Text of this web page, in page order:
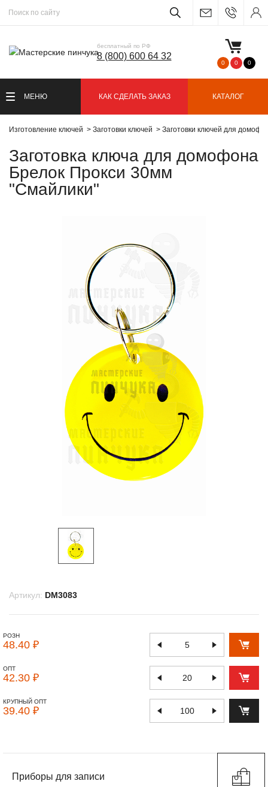
бесплатный по РФ
8 (800) 600 64 32
0 0 0
МЕНЮ КАК СДЕЛАТЬ ЗАКАЗ КАТАЛОГ
Изготовление ключей Заготовки ключей Заготовки ключей для
Заготовка ключа для домофона
Брелок Прокси 30мм
"Смайлики"
Артикул: DM3083
РОЗН
48.40 ₽
ОПТ
42.30 ₽
КРУПНЫЙ ОПТ
39.40 ₽
Приборы для записи